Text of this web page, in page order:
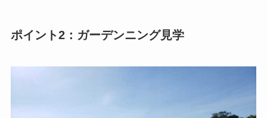
ポイント2：ガーデンニング見学